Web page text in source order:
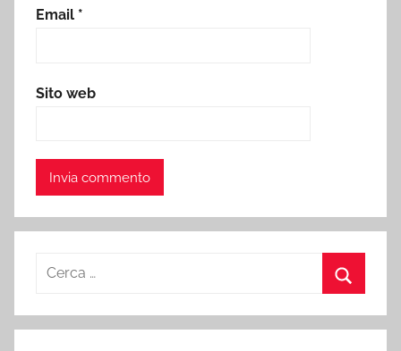
Email *
Sito web
Ricerca